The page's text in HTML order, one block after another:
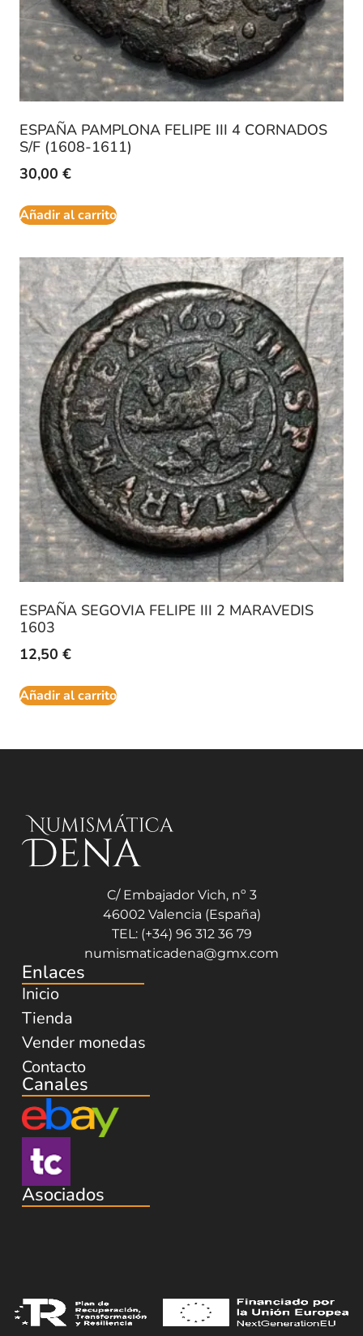
ESPAÑA PAMPLONA FELIPE III 4 CORNADOS
S/F (1608-1611)
30,00 €
Añadir al carrito
ESPAÑA SEGOVIA FELIPE III 2 MARAVEDIS
1603
12,50 €
Añadir al carrito
C/ Embajador Vich, nº 3
46002 Valencia (España)
TEL: (+34) 96 312 36 79
numismaticadena@gmx.com
Enlaces
Inicio
Tienda
Vender monedas
Contacto
Canales
Asociados